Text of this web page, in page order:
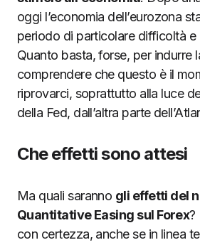
oggi l’economia dell’eurozona
periodo di particolare difficoltà e
Quanto basta, forse, per indurre
comprendere che questo è il
riprovarci, soprattutto alla luce
della Fed, dall’altra parte
Che effetti sono attesi
Ma quali saranno gli effetti del
Quantitative Easing sul Forex?
con certezza, anche se in linea